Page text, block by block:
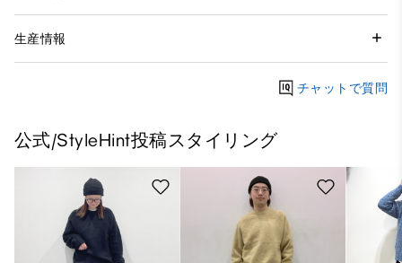
生産情報
チャットで質問
公式/StyleHint投稿スタイリング